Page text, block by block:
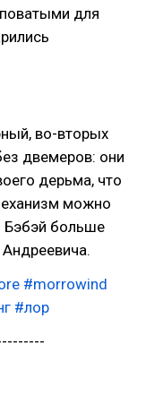
для
во-вторых
двемеров: они
дерьма, что
можно
Бэбэй больше
#morrowind
#лор